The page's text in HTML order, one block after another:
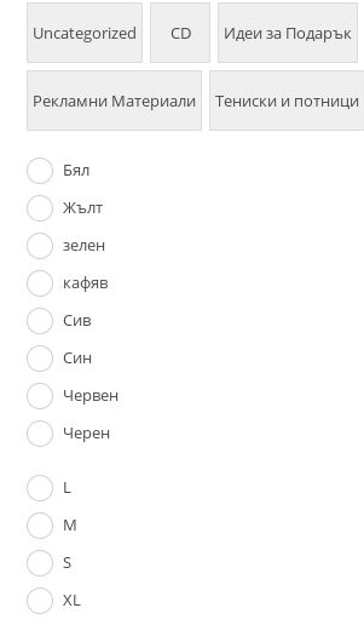
Uncategorized CD Идеи за Подарък
Рекламни Материали Тениски и потници
Бял
Жълт
зелен
кафяв
Сив
Син
Червен
Черен
L
M
S
XL